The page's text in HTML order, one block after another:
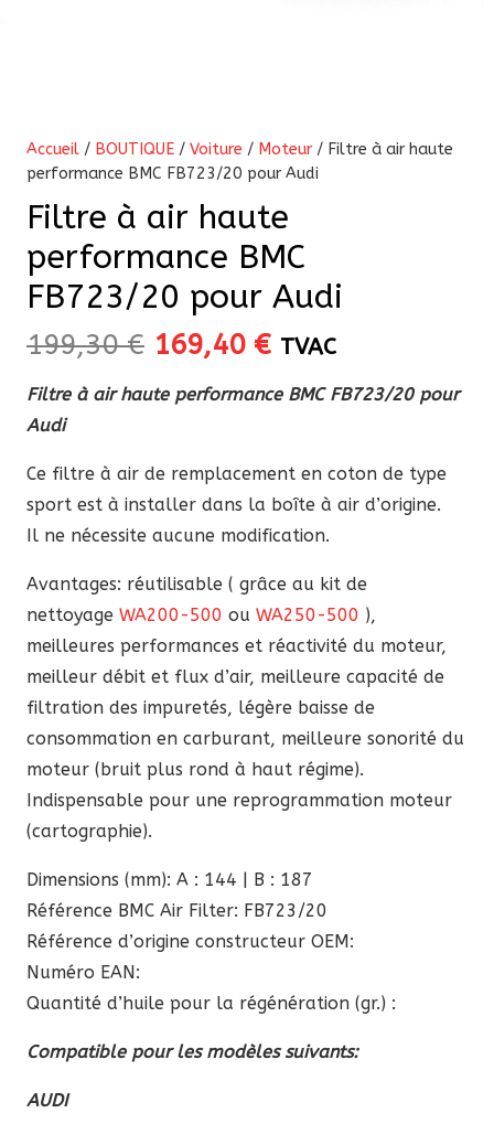
Accueil / BOUTIQUE / Voiture / Moteur / Filtre à air haute
performance BMC FB723/20 pour Audi
Filtre à air haute
performance BMC
FB723/20 pour Audi
199,30€ Le
initial
199,30 €.
169,40 €Le
actuel
169,40 €.
TVAC
Filtre à air haute performance BMC FB723/20 pour
Audi
Ce filtre à air de remplacement en coton de type
sport est à installer dans la boîte à air d’origine.
Il ne nécessite aucune modification.
Avantages: réutilisable ( grâce au kit de
nettoyage WA200-500 ou WA250-500 ),
meilleures performances et réactivité du moteur,
meilleur débit et flux d’air, meilleure capacité de
filtration des impuretés, légère baisse de
consommation en carburant, meilleure sonorité du
moteur (bruit plus rond à haut régime).
Indispensable pour une reprogrammation moteur
(cartographie).
Dimensions (mm): A : 144 | B : 187
Référence BMC Air Filter: FB723/20
Référence d’origine constructeur OEM:
Numéro EAN:
Quantité d’huile pour la régénération (gr.) :
Compatible pour les modèles suivants:
AUDI